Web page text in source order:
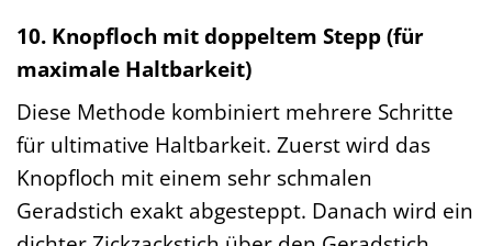
10. Knopfloch mit doppeltem Stepp (für
maximale Haltbarkeit)
Diese Methode kombiniert mehrere Schritte
für ultimative Haltbarkeit. Zuerst wird das
Knopfloch mit einem sehr schmalen
Geradstich exakt abgesteppt. Danach wird ein